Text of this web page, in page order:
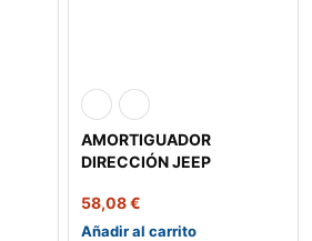
AMORTIGUADOR
DIRECCIÓN JEEP
58,08€
Añadir al carrito